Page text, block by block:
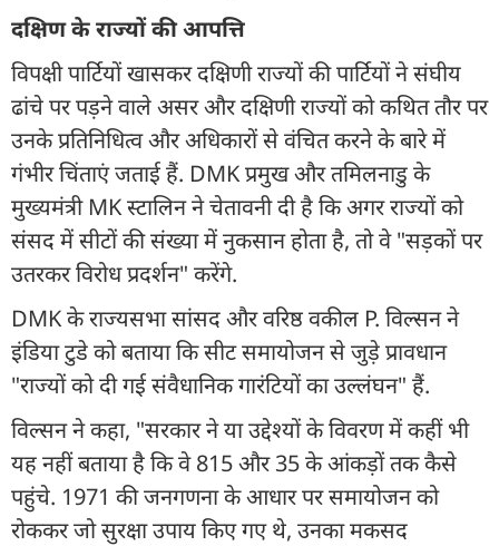
दक्षिण के राज्यों की आपत्ति
विपक्षी पार्टियों खासकर दक्षिणी राज्यों की पार्टियों ने संघीय
ढांचे पर पड़ने वाले असर और दक्षिणी राज्यों को कथित तौर पर
उनके प्रतिनिधित्व और अधिकारों से वंचित करने के बारे में
गंभीर चिंताएं जताई हैं. DMK प्रमुख और तमिलनाडु के
मुख्यमंत्री MK स्टालिन ने चेतावनी दी है कि अगर राज्यों को
संसद में सीटों की संख्या में नुकसान होता है, तो वे "सड़कों पर
उतरकर विरोध प्रदर्शन" करेंगे.
DMK के राज्यसभा सांसद और वरिष्ठ वकील P. विल्सन ने
इंडिया टुडे को बताया कि सीट समायोजन से जुड़े प्रावधान
"राज्यों को दी गई संवैधानिक गारंटियों का उल्लंघन" हैं.
विल्सन ने कहा, "सरकार ने या उद्देश्यों के विवरण में कहीं भी
यह नहीं बताया है कि वे 815 और 35 के आंकड़ों तक कैसे
पहुंचे. 1971 की जनगणना के आधार पर समायोजन को
रोककर जो सुरक्षा उपाय किए गए थे, उनका मकसद